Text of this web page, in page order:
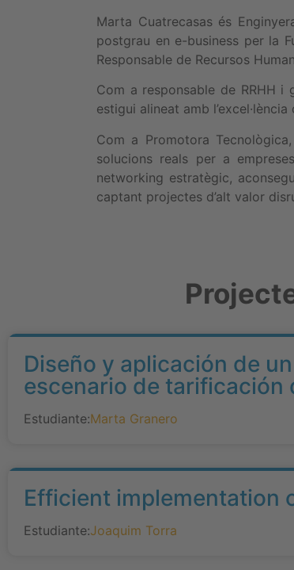
Marta Cuatrecasas és
postgrau en e-business per la
Responsable de Recursos
Com a responsable de RRHH
estigui alineat amb
Com a Promotora
solucions reals per a
networking estratègic,
captant projectes d’alt valor
Diseño y aplicación de
escenario de tarificación
Estudiante:Marta Granero
Efficient implementation
Estudiante:Joaquim Torra